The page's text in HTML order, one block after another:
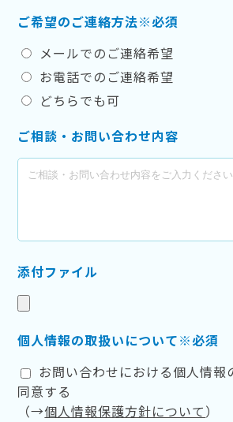
ご希望のご連絡方法※必須
メールでのご連絡希望
お電話でのご連絡希望
どちらでも可
ご相談・お問い合わせ内容
添付ファイル
個人情報の取扱いについて※必須
お問い合わせにおける個人情報
同意する
（→個人情報保護方針について）